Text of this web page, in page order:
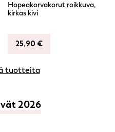
Hopeakorvakorut roikkuva,
kirkas kivi
25,90 €
tuotteita
2026